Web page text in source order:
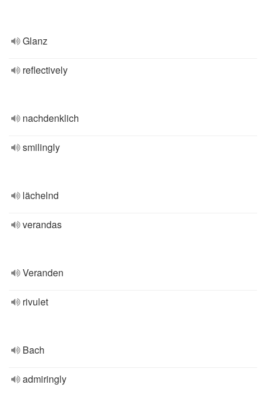
Glanz
reflectively
nachdenklich
smilingly
lächelnd
verandas
Veranden
rivulet
Bach
admiringly